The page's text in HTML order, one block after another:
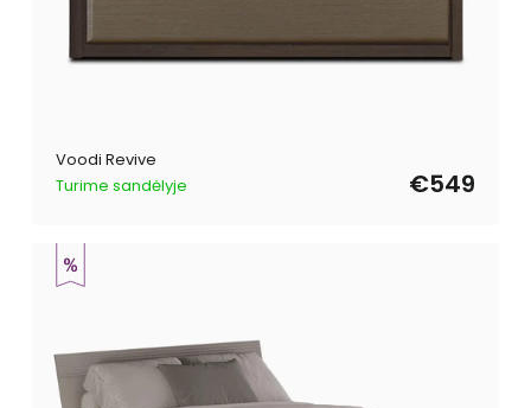
Voodi Revive
Turime sandėlyje
€549